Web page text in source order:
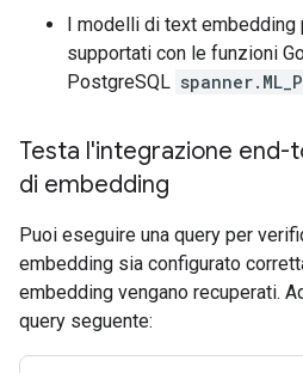
I modelli di text
supportati con le funzioni
PostgreSQL
Testa l'integrazione
di embedding
Puoi eseguire una query per
embedding sia configurato
embedding vengano recuperati.
query seguente: